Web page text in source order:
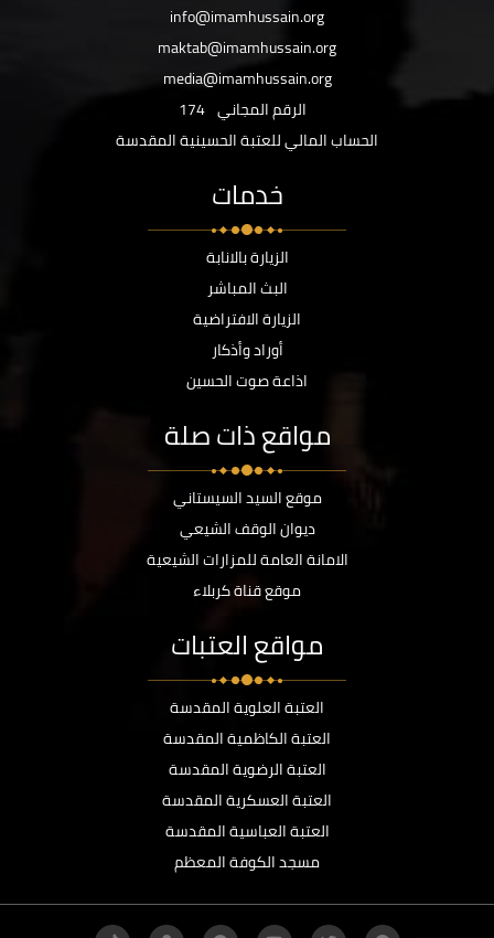
info@imamhussain.org
maktab@imamhussain.org
media@imamhussain.org
الرقم المجاني 174
الحساب المالي للعتبة الحسينية المقدسة
خدمات
الزيارة بالانابة
البث المباشر
الزيارة الافتراضية
أوراد وأذكار
اذاعة صوت الحسين
مواقع ذات صلة
موقع السيد السيستاني
ديوان الوقف الشيعي
الامانة العامة للمزارات الشيعية
موقع قناة كربلاء
مواقع العتبات
العتبة العلوية المقدسة
العتبة الكاظمية المقدسة
العتبة الرضوية المقدسة
العتبة العسكرية المقدسة
العتبة العباسية المقدسة
مسجد الكوفة المعظم